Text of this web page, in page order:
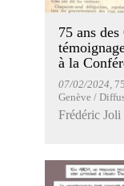
75 ans
à la
07/02/2024 ,
Genève /
Frédéric Joli